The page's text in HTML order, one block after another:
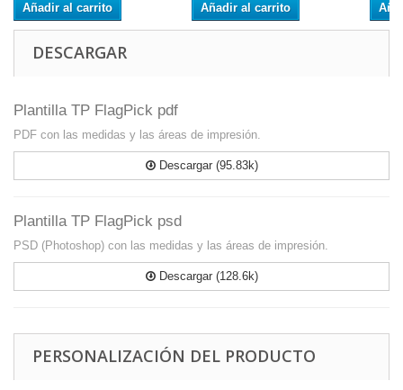
Añadir al carrito Añadir al carrito
DESCARGAR
Plantilla TP FlagPick pdf
PDF con las medidas y las áreas de impresión.
Descargar (95.83k)
Plantilla TP FlagPick psd
PSD (Photoshop) con las medidas y las áreas de impresión.
Descargar (128.6k)
PERSONALIZACIÓN DEL PRODUCTO